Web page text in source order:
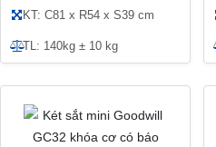
KT: C81 x R54 x S39 cm
TL: 140kg ± 10 kg